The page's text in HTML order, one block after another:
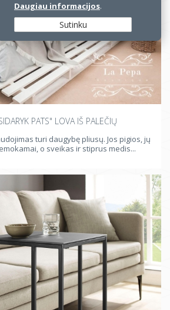
PATS" LOVA IŠ PALEČIŲ
turi daugybę pliusų. Jos pigios, jų
o sveikas ir stiprus medis...
Daugiau informacijos.
Sutinku